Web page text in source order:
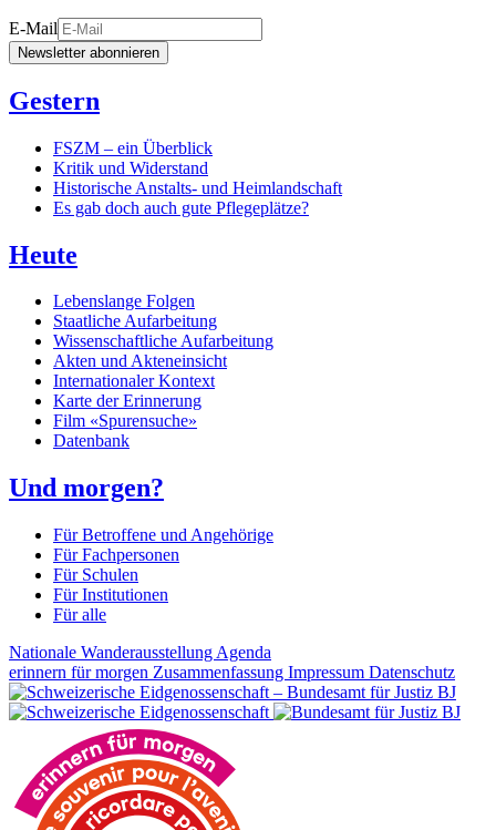
E-Mail
Newsletter abonnieren
Gestern
FSZM – ein Überblick
Kritik und Widerstand
Historische Anstalts- und Heimlandschaft
Es gab doch auch gute Pflegeplätze?
Heute
Lebenslange Folgen
Staatliche Aufarbeitung
Wissenschaftliche Aufarbeitung
Akten und Akteneinsicht
Internationaler Kontext
Karte der Erinnerung
Film «Spurensuche»
Datenbank
Und morgen?
Für Betroffene und Angehörige
Für Fachpersonen
Für Schulen
Für Institutionen
Für alle
Nationale Wanderausstellung Agenda
erinnern für morgen Zusammenfassung Impressum Datenschutz